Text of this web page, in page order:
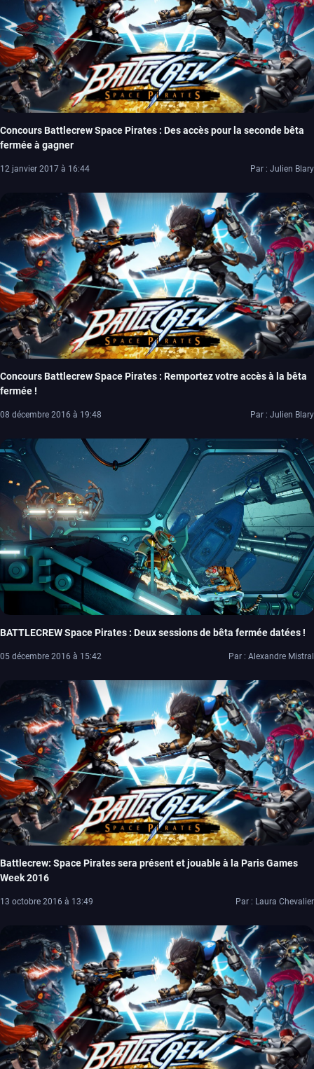
Concours Battlecrew Space Pirates : Des accès pour la seconde bêta
fermée à gagner
12 janvier 2017 à 16:44 Par : Julien Blary
Concours Battlecrew Space Pirates : Remportez votre accès à la bêta
fermée !
08 décembre 2016 à 19:48 Par : Julien Blary
BATTLECREW Space Pirates : Deux sessions de bêta fermée datées !
05 décembre 2016 à 15:42 Par : Alexandre Mistral
Battlecrew: Space Pirates sera présent et jouable à la Paris Games
Week 2016
13 octobre 2016 à 13:49 Par : Laura Chevalier